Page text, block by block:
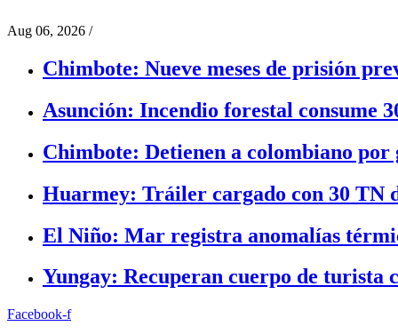
Aug 06, 2026 /
Chimbote: Nueve meses de prisión
Asunción: Incendio forestal consume
Chimbote: Detienen a colombiano por
Huarmey: Tráiler cargado con 30 TN
El Niño: Mar registra anomalías
Yungay: Recuperan cuerpo de turista
Facebook-f